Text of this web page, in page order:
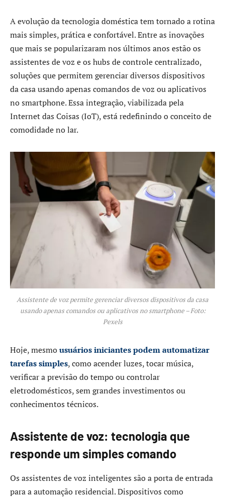
A evolução da tecnologia doméstica tem tornado a rotina
mais simples, prática e confortável. Entre as inovações
que mais se popularizaram nos últimos anos estão os
assistentes de voz e os hubs de controle centralizado,
soluções que permitem gerenciar diversos dispositivos
da casa usando apenas comandos de voz ou aplicativos
no smartphone. Essa integração, viabilizada pela
Internet das Coisas (IoT), está redefinindo o conceito de
comodidade no lar.
Assistente de voz permite gerenciar diversos dispositivos da casa
usando apenas comandos ou aplicativos no smartphone – Foto:
Pexels
Hoje, mesmousuários iniciantes podem automatizar
tarefas simples, como acender luzes, tocar música,
verificar a previsão do tempo ou controlar
eletrodomésticos, sem grandes investimentos ou
conhecimentos técnicos.
Assistente de voz: tecnologia que
responde um simples comando
Os assistentes de voz inteligentes são a porta de entrada
para a automação residencial. Dispositivos como